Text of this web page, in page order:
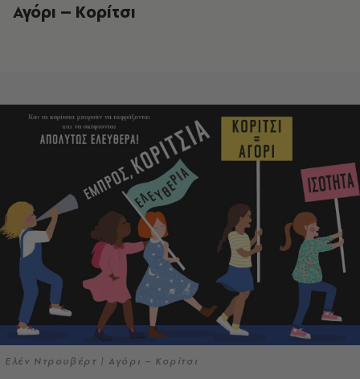
Αγόρι – Κορίτσι
Ελέν Ντρουβέρτ | Αγόρι – Κορίτσι